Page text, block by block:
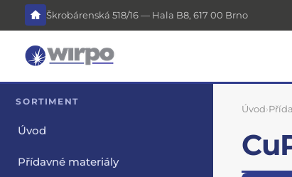
Škrobárenská 518/16 — Hala B8, 617 00 Brno
SORTIMENT
Úvod
Přídavné materiály
Úvod›